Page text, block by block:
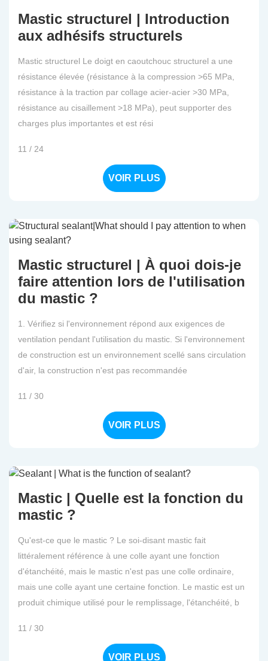
Mastic structurel | Introduction
aux adhésifs structurels
Mastic structurel Le doigt en caoutchouc structurel a une
résistance élevée (résistance à la compression >65 MPa,
résistance à la traction par collage acier-acier >30 MPa,
résistance au cisaillement >18 MPa), peut supporter des
charges plus importantes et est rési
11 / 24
VOIR PLUS
Mastic structurel | À quoi dois-je
faire attention lors de l'utilisation
du mastic ?
1. Vérifiez si l'environnement répond aux exigences de
ventilation pendant l'utilisation du mastic. Si l'environnement
de construction est un environnement scellé sans circulation
d'air, la construction n'est pas recommandée
11 / 30
VOIR PLUS
Mastic | Quelle est la fonction du
mastic ?
Qu'est-ce que le mastic ? Le soi-disant mastic fait
littéralement référence à une colle ayant une fonction
d'étanchéité, mais le mastic n'est pas une colle ordinaire,
mais une colle ayant une certaine fonction. Le mastic est un
produit chimique utilisé pour le remplissage, l'étanchéité, b
11 / 30
VOIR PLUS